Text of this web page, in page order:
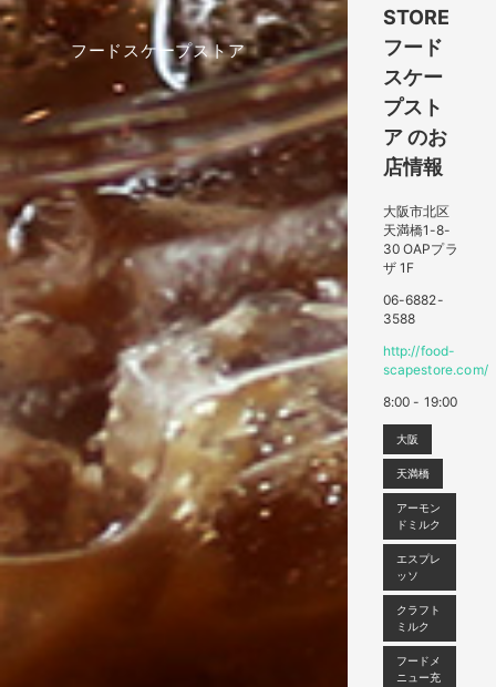
フードスケープストア
STORE
フード
スケー
プスト
アのお
店情報
大阪市北区
天満橋1-8-
30 OAPプラ
ザ 1F
06-6882-
3588
http://food-
scapestore.com/
8:00 - 19:00
大阪
天満橋
アーモン
ドミルク
エスプレ
ッソ
クラフト
ミルク
フードメ
ニュー充